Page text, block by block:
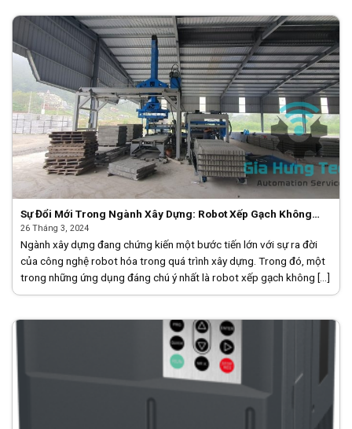
Sự Đổi Mới Trong Ngành Xây Dựng: Robot Xếp Gạch Không
Nung
26 Tháng 3, 2024
Ngành xây dựng đang chứng kiến một bước tiến lớn với sự ra đời
của công nghệ robot hóa trong quá trình xây dựng. Trong đó, một
trong những ứng dụng đáng chú ý nhất là robot xếp gạch không [...]